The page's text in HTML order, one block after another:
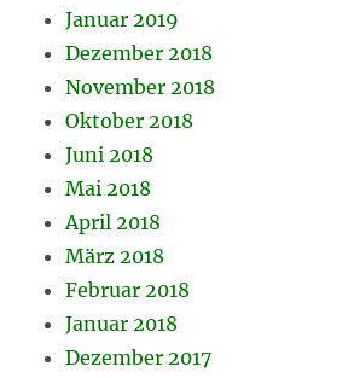
Januar 2019
Dezember 2018
November 2018
Oktober 2018
Juni 2018
Mai 2018
April 2018
März 2018
Februar 2018
Januar 2018
Dezember 2017